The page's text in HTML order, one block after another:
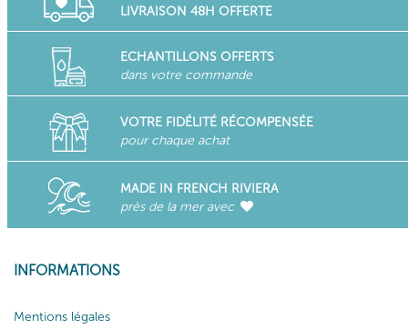
LIVRAISON 48H OFFERTE
ECHANTILLONS OFFERTS
dans votre commande
VOTRE FIDÉLITÉ RÉCOMPENSÉE
pour chaque achat
MADE IN FRENCH RIVIERA
près de la mer avec
INFORMATIONS
Mentions légales